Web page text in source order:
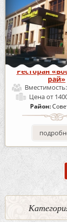
Ресторан
рай»
Вместимость:
Ценаот
Район: